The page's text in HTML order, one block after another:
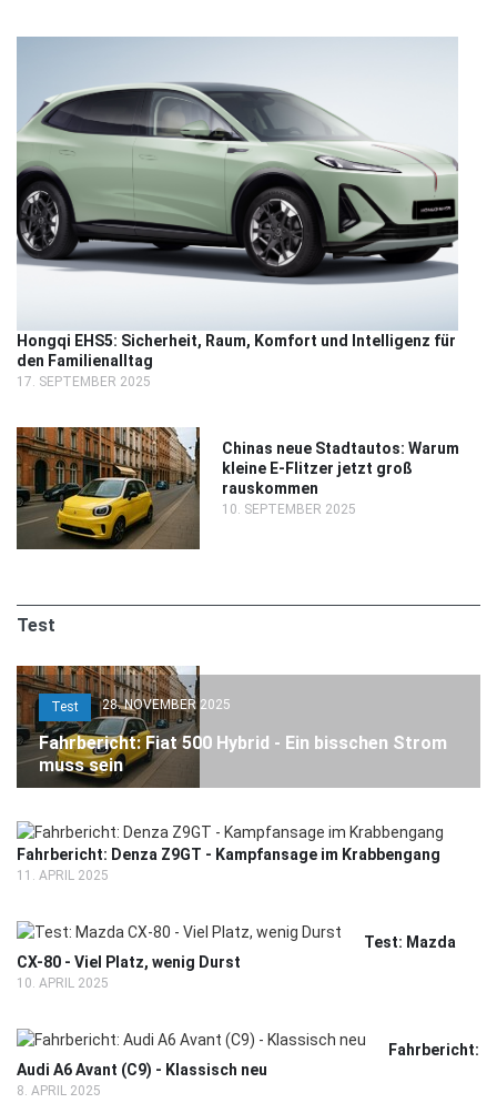
Hongqi EHS5: Sicherheit, Raum, Komfort und Intelligenz für
den Familienalltag
17. SEPTEMBER 2025
Chinas neue Stadtautos: Warum
kleine E-Flitzer jetzt groß
rauskommen
10. SEPTEMBER 2025
Test
Test 28. NOVEMBER 2025
Fahrbericht: Fiat 500 Hybrid - Ein bisschen Strom
muss sein
Fahrbericht: Denza Z9GT - Kampfansage im Krabbengang
11. APRIL 2025
Test: Mazda
CX-80 - Viel Platz, wenig Durst
10. APRIL 2025
Fahrbericht:
Audi A6 Avant (C9) - Klassisch neu
8. APRIL 2025